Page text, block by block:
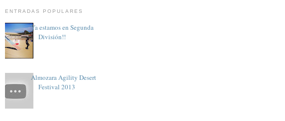
ENTRADAS POPULARES
Ya estamos en Segunda
División!!
Almozara Agility Desert
Festival 2013